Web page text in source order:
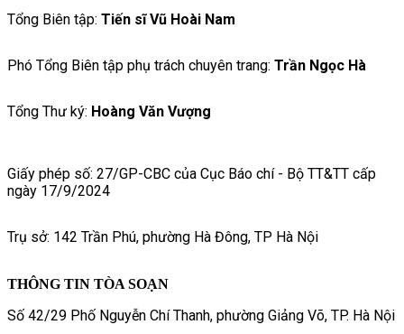
Tổng Biên tập: Tiến sĩ Vũ Hoài Nam
Phó Tổng Biên tập phụ trách chuyên trang: Trần Ngọc Hà
Tổng Thư ký: Hoàng Văn Vượng
Giấy phép số: 27/GP-CBC của Cục Báo chí - Bộ TT&TT cấp
ngày 17/9/2024
Trụ sở: 142 Trần Phú, phường Hà Đông, TP Hà Nội
THÔNG TIN TÒA SOẠN
Số 42/29 Phố Nguyễn Chí Thanh, phường Giảng Võ, TP. Hà Nội